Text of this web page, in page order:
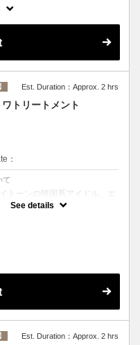
ラー、ブリーチ部分のオンカ
Est. Duration：Approx. 2 hrs
トリートメント
：
て
トーンの韓国系アイドル、エ
悩みの美魔女も夢中！全ての
See details
Est. Duration：Approx. 2 hrs